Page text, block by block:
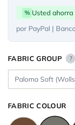
% Usted ahorra
por PayPal |
FABRIC GROUP ?
FABRIC COLOUR